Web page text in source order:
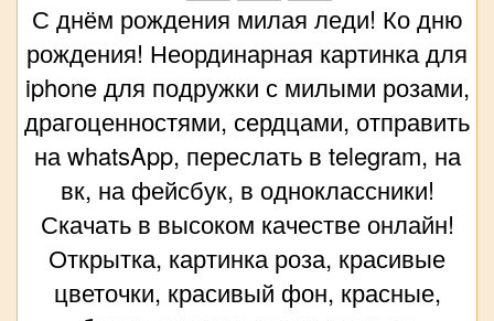
С днём рождения милая леди! Ко дню
рождения! Неординарная картинка для
iphone для подружки с милыми розами,
драгоценностями, сердцами, отправить
на whatsApp, переслать в telegram, на
вк, на фейсбук, в одноклассники!
Скачать в высоком качестве онлайн!
Открытка, картинка роза, красивые
цветочки, красивый фон, красные,